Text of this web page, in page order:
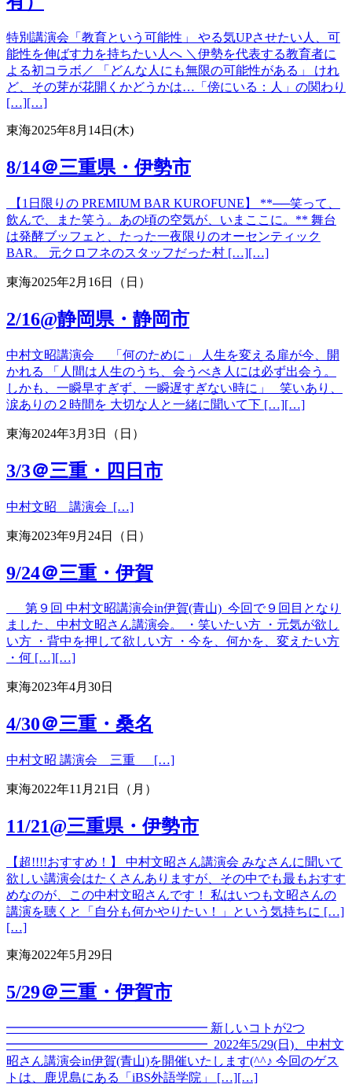
特別講演会「教育という可能性」 やる気UPさせたい人、可
能性を伸ばす力を持ちたい人へ ＼伊勢を代表する教育者に
よる初コラボ／ 「どんな人にも無限の可能性がある」 けれ
ど、その芽が花開くかどうかは…「傍にいる：人」の関わり
[…][…]
東海2025年8月14日(木)
8/14＠三重県・伊勢市
【1日限りの PREMIUM BAR KUROFUNE】 **──笑って、
飲んで、また笑う。あの頃の空気が、いまここに。** 舞台
は発酵ブッフェと、たった一夜限りのオーセンティック
BAR。 元クロフネのスタッフだった村 […][…]
東海2025年2月16日（日）
2/16@静岡県・静岡市
中村文昭講演会 「何のために」 人生を変える扉が今、開
かれる 「人間は人生のうち、会うべき人には必ず出会う。
しかも、一瞬早すぎず、一瞬遅すぎない時に」 笑いあり、
涙ありの２時間を 大切な人と一緒に聞いて下 […][…]
東海2024年3月3日（日）
3/3＠三重・四日市
中村文昭 講演会 […]
東海2023年9月24日（日）
9/24＠三重・伊賀
第９回 中村文昭講演会in伊賀(青山) 今回で９回目となり
ました、中村文昭さん講演会。 ・笑いたい方 ・元気が欲し
い方 ・背中を押して欲しい方 ・今を、何かを、変えたい方
・何 […][…]
東海2023年4月30日
4/30＠三重・桑名
中村文昭 講演会 三重 […]
東海2022年11月21日（月）
11/21@三重県・伊勢市
【超!!!!おすすめ！】 中村文昭さん講演会 みなさんに聞いて
欲しい講演会はたくさんありますが、その中でも最もおすす
めなのが、この中村文昭さんです！ 私はいつも文昭さんの
講演を聴くと「自分も何かやりたい！」という気持ちに […]
[…]
東海2022年5月29日
5/29＠三重・伊賀市
━━━━━━━━━━━━━━━━ 新しいコトが2つ
━━━━━━━━━━━━━━━━ 2022年5/29(日)、中村文
昭さん講演会in伊賀(青山)を開催いたします(^^♪ 今回のゲス
トは、鹿児島にある「iBS外語学院」 […][…]